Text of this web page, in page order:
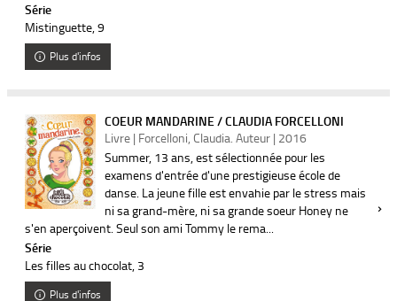
Série
Mistinguette, 9
Plus d'infos
COEUR MANDARINE / CLAUDIA FORCELLONI
Livre | Forcelloni, Claudia. Auteur | 2016
Summer, 13 ans, est sélectionnée pour les
examens d'entrée d'une prestigieuse école de
danse. La jeune fille est envahie par le stress mais
ni sa grand-mère, ni sa grande soeur Honey ne
s'en aperçoivent. Seul son ami Tommy le rema...
Série
Les filles au chocolat, 3
Plus d'infos